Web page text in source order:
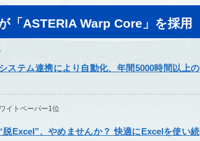
「ASTERIA Warp Core」を採用
ステム連携により自動化、年間5000時間以上の
イトペーパー1位
Excel”、やめませんか？ 快適にExcelを使い続